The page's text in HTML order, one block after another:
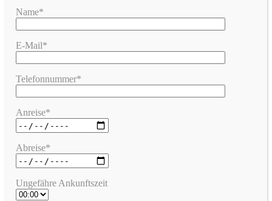
Name*
E-Mail*
Telefonnummer*
Anreise*
Abreise*
Ungefähre Ankunftszeit